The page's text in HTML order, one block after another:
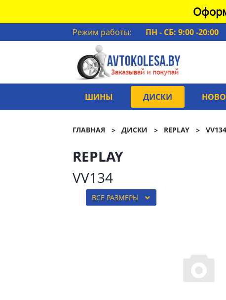
Режим работы: ПН - СБ: 9:00 -20:00
ШИНЫ ДИСКИ
ГЛАВНАЯ ДИСКИ REPLAY VV134
REPLAY
VV134
ВСЕ РАЗМЕРЫ